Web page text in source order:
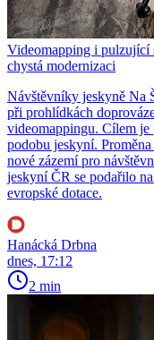
Videomapping i pulzující
chystá modernizaci
Návštěvníky jeskyně Na
při prohlídkách
videomappingu. Cílem
podobu jeskyní.
nové zázemí pro
jeskyní ČR se podařilo
evropské dotace.
Hanácká Drbna
dnes, 17:12
2 min